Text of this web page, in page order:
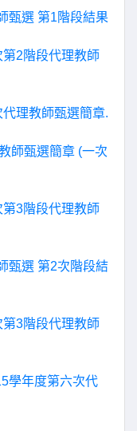
甄選 第1階段結果
2階段代理教師
理教師甄選簡章.
師甄選簡章 (一次
3階段代理教師
甄選 第2次階段結
3階段代理教師
學年度第六次代